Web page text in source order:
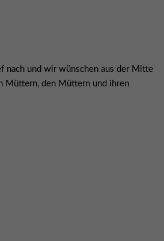
nach und wir wünschen aus der Mitte
Müttern, den Müttern und ihren